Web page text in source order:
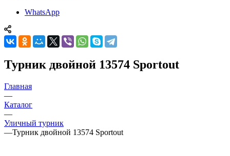
WhatsApp
Турник двойной 13574 Sportout
Главная
—
Каталог
—
Уличный турник
—Турник двойной 13574 Sportout